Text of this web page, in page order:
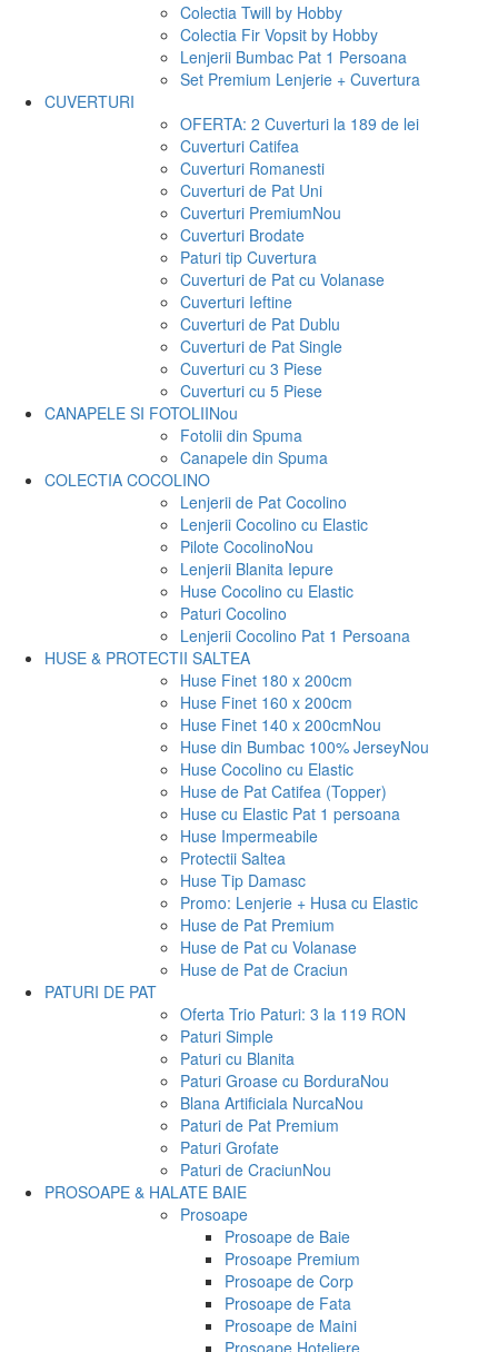
Colectia Twill by Hobby
Colectia Fir Vopsit by Hobby
Lenjerii Bumbac Pat 1 Persoana
Set Premium Lenjerie + Cuvertura
CUVERTURI
OFERTA: 2 Cuverturi la 189 de lei
Cuverturi Catifea
Cuverturi Romanesti
Cuverturi de Pat Uni
Cuverturi PremiumNou
Cuverturi Brodate
Paturi tip Cuvertura
Cuverturi de Pat cu Volanase
Cuverturi Ieftine
Cuverturi de Pat Dublu
Cuverturi de Pat Single
Cuverturi cu 3 Piese
Cuverturi cu 5 Piese
CANAPELE SI FOTOLIINou
Fotolii din Spuma
Canapele din Spuma
COLECTIA COCOLINO
Lenjerii de Pat Cocolino
Lenjerii Cocolino cu Elastic
Pilote CocolinoNou
Lenjerii Blanita Iepure
Huse Cocolino cu Elastic
Paturi Cocolino
Lenjerii Cocolino Pat 1 Persoana
HUSE & PROTECTII SALTEA
Huse Finet 180 x 200cm
Huse Finet 160 x 200cm
Huse Finet 140 x 200cmNou
Huse din Bumbac 100% JerseyNou
Huse Cocolino cu Elastic
Huse de Pat Catifea (Topper)
Huse cu Elastic Pat 1 persoana
Huse Impermeabile
Protectii Saltea
Huse Tip Damasc
Promo: Lenjerie + Husa cu Elastic
Huse de Pat Premium
Huse de Pat cu Volanase
Huse de Pat de Craciun
PATURI DE PAT
Oferta Trio Paturi: 3 la 119 RON
Paturi Simple
Paturi cu Blanita
Paturi Groase cu BorduraNou
Blana Artificiala NurcaNou
Paturi de Pat Premium
Paturi Grofate
Paturi de CraciunNou
PROSOAPE & HALATE BAIE
Prosoape
Prosoape de Baie
Prosoape Premium
Prosoape de Corp
Prosoape de Fata
Prosoape de Maini
Prosoape Hoteliere